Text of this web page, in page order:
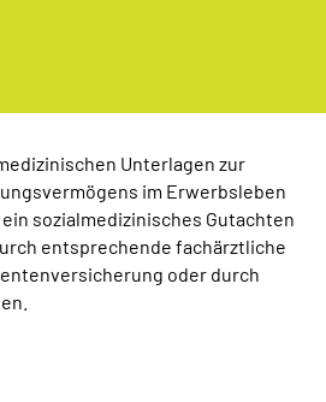
Unterlagen zur
im Erwerbsleben
sozialmedizinisches Gutachten
entsprechende fachärztliche
oder durch